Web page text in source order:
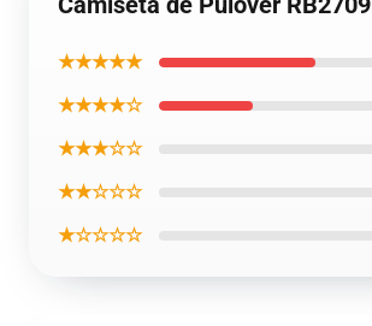
★★★★★
★★★★☆
★★★☆☆
★★☆☆☆
★☆☆☆☆